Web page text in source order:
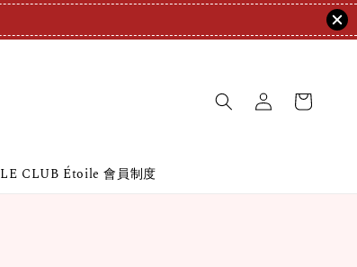
LE CLUB Étoile 會員制度